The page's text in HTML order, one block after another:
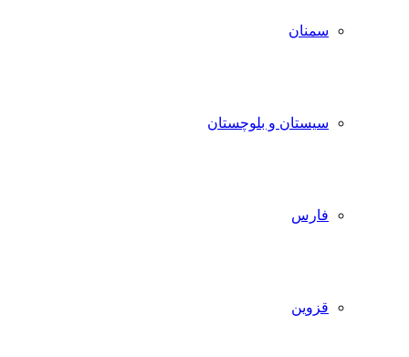
سمنان
سیستان و بلوچستان
فارس
قزوین